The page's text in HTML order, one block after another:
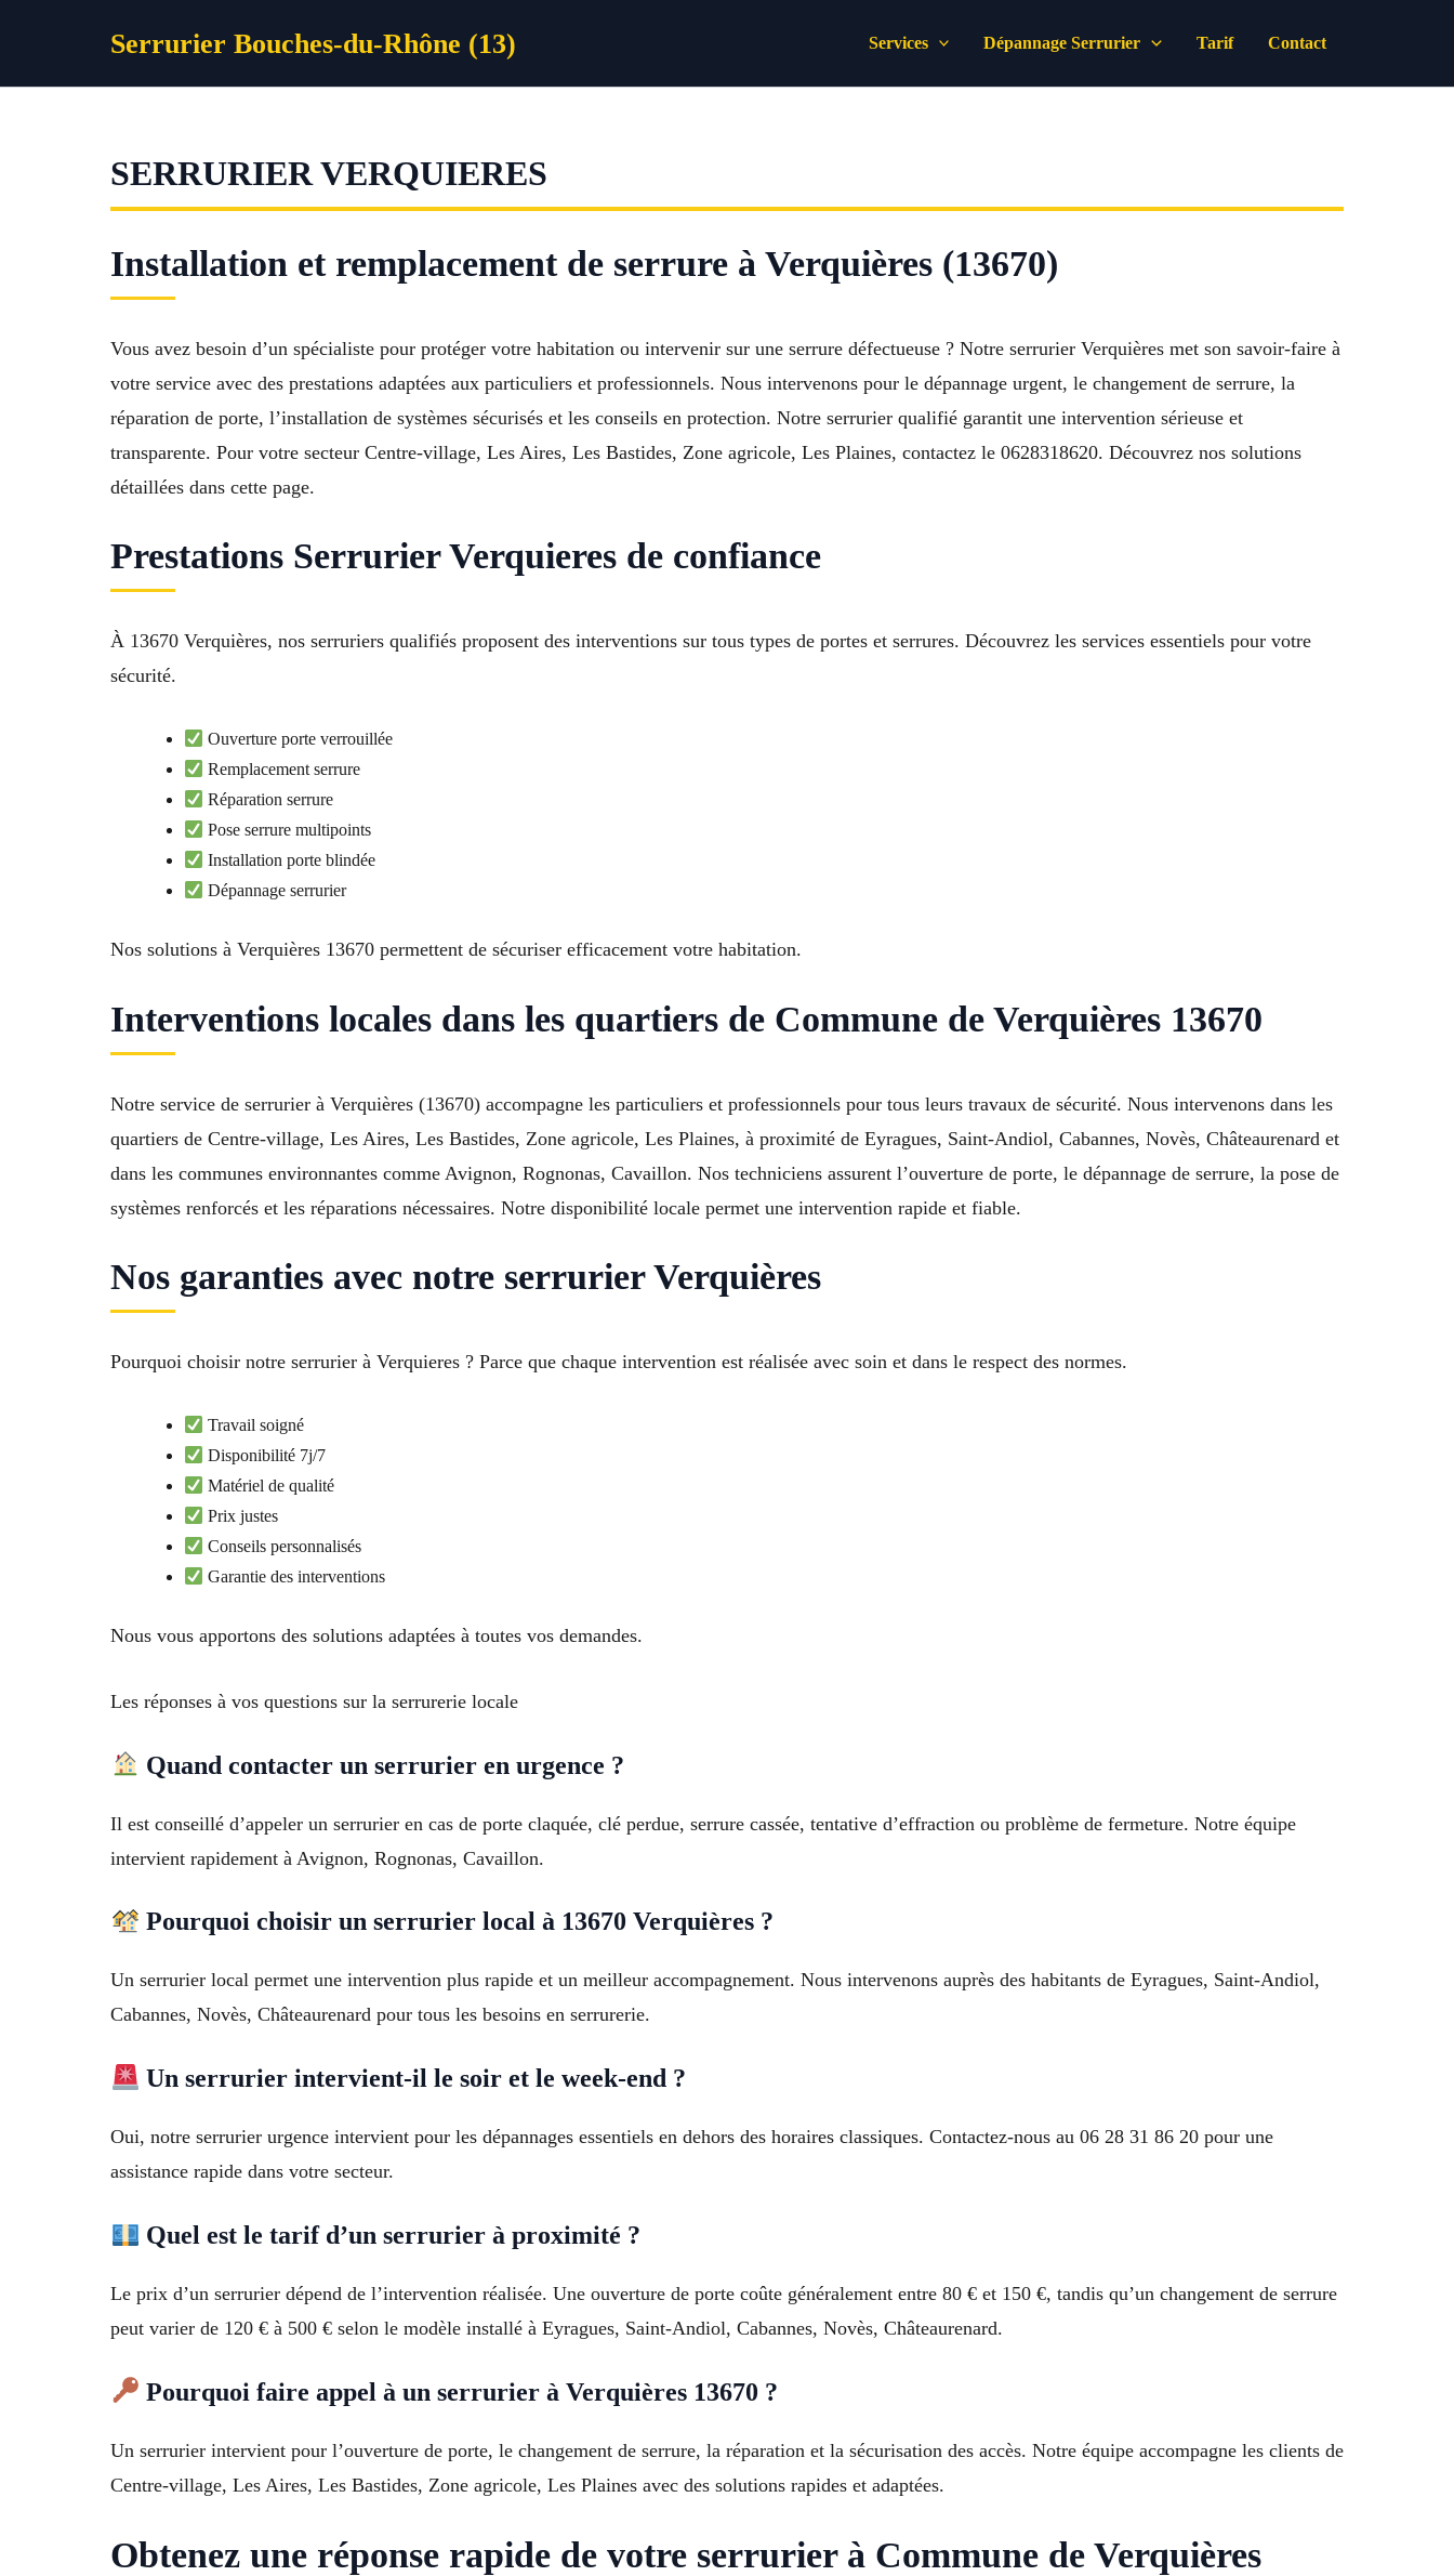
Serrurier Bouches-du-Rhône (13) Services Dépannage Serrurier Tarif Contact
SERRURIER VERQUIERES
Installation et remplacement de serrure à Verquières (13670)
Vous avez besoin d’un spécialiste pour protéger votre habitation ou intervenir sur une serrure défectueuse ? Notre serrurier Verquières met son savoir-faire à
votre service avec des prestations adaptées aux particuliers et professionnels. Nous intervenons pour le dépannage urgent, le changement de serrure, la
réparation de porte, l’installation de systèmes sécurisés et les conseils en protection. Notre serrurier qualifié garantit une intervention sérieuse et
transparente. Pour votre secteur Centre-village, Les Aires, Les Bastides, Zone agricole, Les Plaines, contactez le 0628318620. Découvrez nos solutions
détaillées dans cette page.
Prestations Serrurier Verquieres de confiance
À 13670 Verquières, nos serruriers qualifiés proposent des interventions sur tous types de portes et serrures. Découvrez les services essentiels pour votre
sécurité.
Ouverture porte verrouillée
Remplacement serrure
Réparation serrure
Pose serrure multipoints
Installation porte blindée
Dépannage serrurier
Nos solutions à Verquières 13670 permettent de sécuriser efficacement votre habitation.
Interventions locales dans les quartiers de Commune de Verquières 13670
Notre service de serrurier à Verquières (13670) accompagne les particuliers et professionnels pour tous leurs travaux de sécurité. Nous intervenons dans les
quartiers de Centre-village, Les Aires, Les Bastides, Zone agricole, Les Plaines, à proximité de Eyragues, Saint-Andiol, Cabannes, Novès, Châteaurenard et
dans les communes environnantes comme Avignon, Rognonas, Cavaillon. Nos techniciens assurent l’ouverture de porte, le dépannage de serrure, la pose de
systèmes renforcés et les réparations nécessaires. Notre disponibilité locale permet une intervention rapide et fiable.
Nos garanties avec notre serrurier Verquières
Pourquoi choisir notre serrurier à Verquieres ? Parce que chaque intervention est réalisée avec soin et dans le respect des normes.
Travail soigné
Disponibilité 7j/7
Matériel de qualité
Prix justes
Conseils personnalisés
Garantie des interventions
Nous vous apportons des solutions adaptées à toutes vos demandes.
Les réponses à vos questions sur la serrurerie locale
Quand contacter un serrurier en urgence ?
Il est conseillé d’appeler un serrurier en cas de porte claquée, clé perdue, serrure cassée, tentative d’effraction ou problème de fermeture. Notre équipe
intervient rapidement à Avignon, Rognonas, Cavaillon.
Pourquoi choisir un serrurier local à 13670 Verquières ?
Un serrurier local permet une intervention plus rapide et un meilleur accompagnement. Nous intervenons auprès des habitants de Eyragues, Saint-Andiol,
Cabannes, Novès, Châteaurenard pour tous les besoins en serrurerie.
Un serrurier intervient-il le soir et le week-end ?
Oui, notre serrurier urgence intervient pour les dépannages essentiels en dehors des horaires classiques. Contactez-nous au 06 28 31 86 20 pour une
assistance rapide dans votre secteur.
Quel est le tarif d’un serrurier à proximité ?
Le prix d’un serrurier dépend de l’intervention réalisée. Une ouverture de porte coûte généralement entre 80 € et 150 €, tandis qu’un changement de serrure
peut varier de 120 € à 500 € selon le modèle installé à Eyragues, Saint-Andiol, Cabannes, Novès, Châteaurenard.
Pourquoi faire appel à un serrurier à Verquières 13670 ?
Un serrurier intervient pour l’ouverture de porte, le changement de serrure, la réparation et la sécurisation des accès. Notre équipe accompagne les clients de
Centre-village, Les Aires, Les Bastides, Zone agricole, Les Plaines avec des solutions rapides et adaptées.
Obtenez une réponse rapide de votre serrurier à Commune de Verquières